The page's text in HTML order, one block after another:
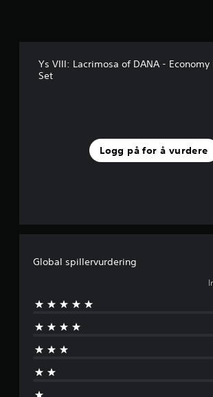
Ys VIII: Lacrimosa of DANA -
Set
Logg på for å vurdere
Global spillervurdering